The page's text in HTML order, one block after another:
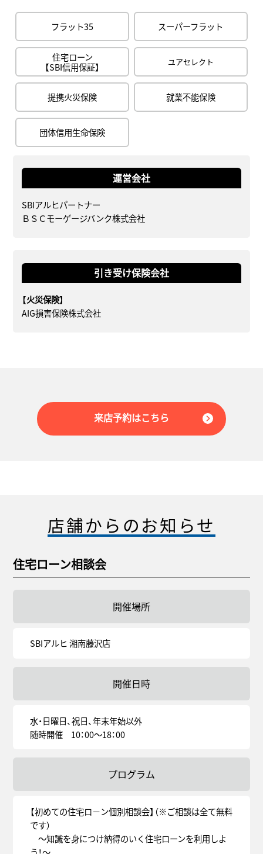
フラット35 スーパーフラット
住宅ローン
【SBI信用保証】
ユアセレクト
提携火災保険 就業不能保険
団体信用生命保険
運営会社
SBIアルヒパートナー
ＢＳＣモーゲージバンク株式会社
引き受け保険会社
【火災保険】
AIG損害保険株式会社
来店予約はこちら
店舗からのお知らせ
住宅ローン相談会
開催場所
SBIアルヒ 湘南藤沢店
開催日時
水・日曜日、祝日、年末年始以外
随時開催 10：00～18：00
プログラム
【初めての住宅ロ－ン個別相談会】（※ご相談は全て無料
です）
～知識を身につけ納得のいく住宅ローンを利用しよ